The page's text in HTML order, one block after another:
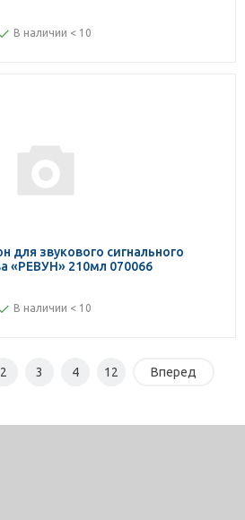
В наличии < 10
для звукового сигнального
устройства «РЕВУН» 210мл 070066
В наличии < 10
2 3 4 12 Вперед